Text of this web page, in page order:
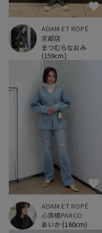
ADAM ET ROPÉ
京都店
まつむらなおみ
(159cm)
ADAM ET ROPÉ
心斎橋PARCO
あいか (160cm)